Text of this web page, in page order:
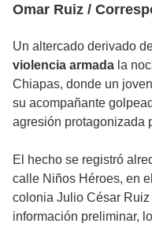
Omar Ruiz /
Un altercado derivado
violencia armada la
Chiapas, donde un joven
su acompañante
agresión protagonizada
El hecho se registró
calle Niños Héroes, en
colonia Julio César
información preliminar,